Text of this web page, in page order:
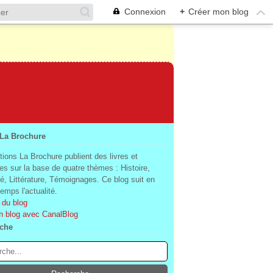
Connexion + Créer mon blog
Brochure
La Brochure publient des livres et
sur la base de quatre thèmes : Histoire,
Littérature, Témoignages. Ce blog suit en
l'actualité.
blog
blog avec CanalBlog